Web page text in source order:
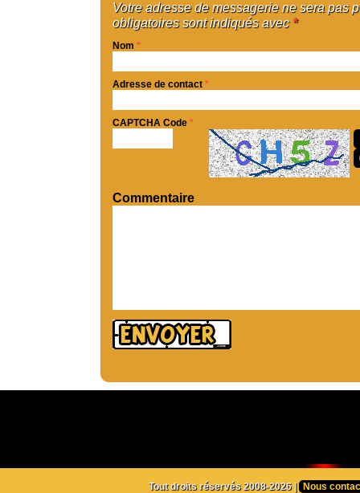
Votre adresse de messagerie ne sera pas
obligatoires sont indiqués avec *
Nom *
Adresse de contact *
CAPTCHA Code *
Commentaire
Tout droits réservés 2008-2026 |
Nous